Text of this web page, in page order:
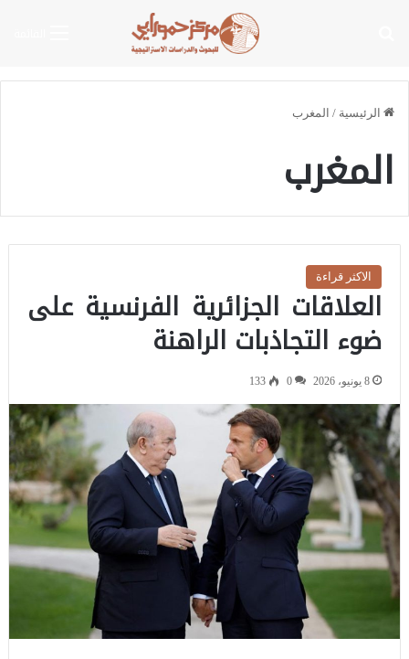
الرئيسية / المغرب
المغرب
الاكثر قراءة
العلاقات الجزائرية الفرنسية على
ضوء التجاذبات الراهنة
8 يونيو، 2026 0
133